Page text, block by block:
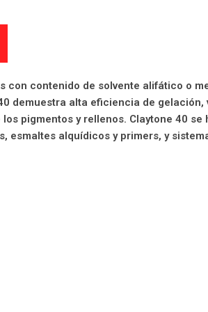
contenido de solvente alifático o
demuestra alta eficiencia de
pigmentos y rellenos. Claytone 40
esmaltes alquídicos y primers, y